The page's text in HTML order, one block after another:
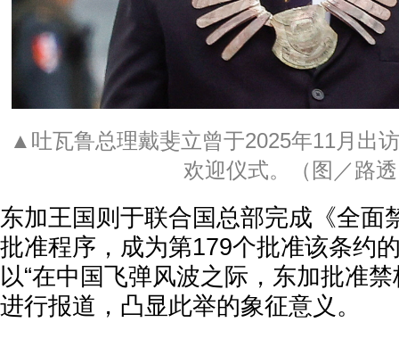
▲吐瓦鲁总理戴斐立曾于2025年11月出
欢迎仪式。（图／路
东加王国则于联合国总部完成《全面
批准程序，成为第179个批准该条约
以“在中国飞弹风波之际，东加批准
进行报道，凸显此举的象征意义。